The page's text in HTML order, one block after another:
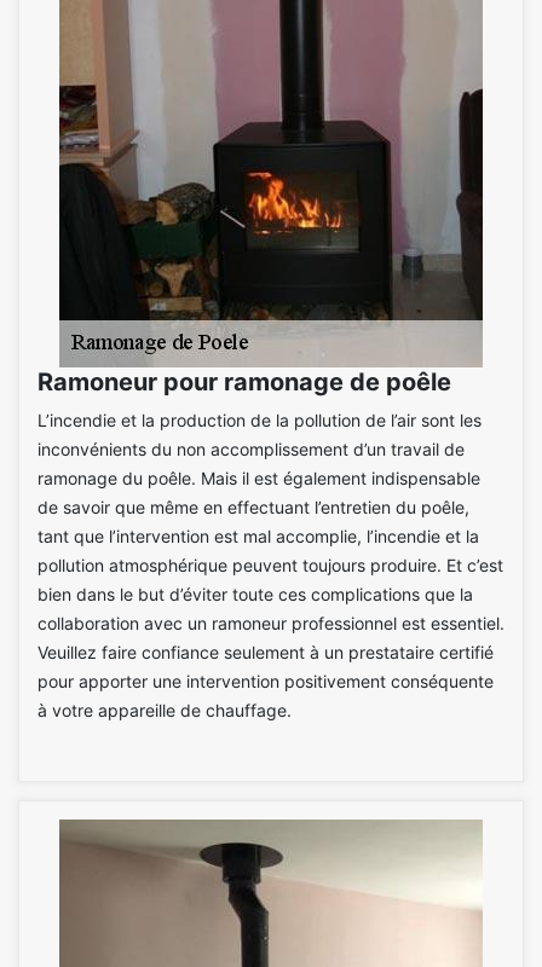
Ramoneur pour ramonage de poêle
L’incendie et la production de la pollution de l’air sont les
inconvénients du non accomplissement d’un travail de
ramonage du poêle. Mais il est également indispensable
de savoir que même en effectuant l’entretien du poêle,
tant que l’intervention est mal accomplie, l’incendie et la
pollution atmosphérique peuvent toujours produire. Et c’est
bien dans le but d’éviter toute ces complications que la
collaboration avec un ramoneur professionnel est essentiel.
Veuillez faire confiance seulement à un prestataire certifié
pour apporter une intervention positivement conséquente
à votre appareille de chauffage.